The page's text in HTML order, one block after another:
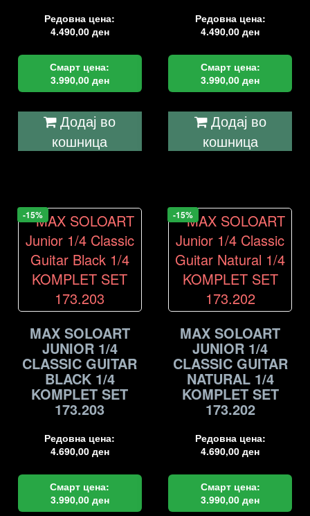
Редовна цена:
4.490,00 ден
Смарт цена:
3.990,00 ден
Додај во
кошница
Редовна цена:
4.490,00ден
Смарт цена:
3.990,00ден
Додај во
кошница
-15%
MAX SOLOART
JUNIOR 1/4
CLASSIC GUITAR
BLACK 1/4
KOMPLET SET
173.203
Редовна цена:
4.690,00 ден
Смарт цена:
3.990,00 ден
-15%
MAX SOLOART
JUNIOR 1/4
CLASSIC GUITAR
NATURAL 1/4
KOMPLET SET
173.202
Редовна цена:
4.690,00ден
Смарт цена:
3.990,00ден